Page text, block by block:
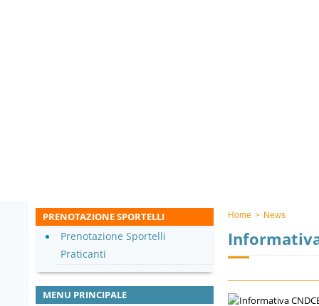
Home > News
Informativa
PRENOTAZIONE SPORTELLI
Prenotazione Sportelli
Praticanti
MENU PRINCIPALE